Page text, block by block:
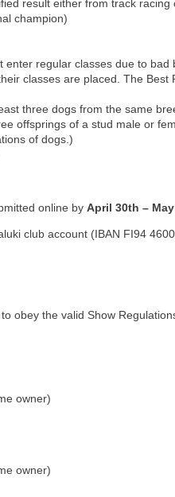
result either from track
champion)
enter regular classes due to
classes are placed. The
three dogs from the same
offsprings of a stud male or
of dogs.)
online byApril 30th –
club account (IBAN FI94
obey the valid Show
owner)
owner)